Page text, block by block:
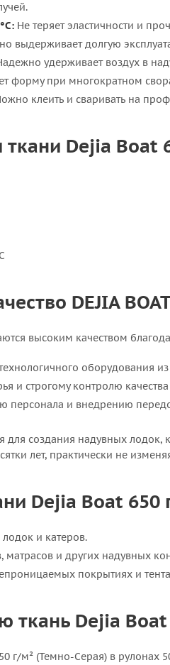
Не теряет эластичности и
выдерживает долгую
удерживает воздух в
форму при многократном
клеить и сваривать на
ткани Dejia Boat
DEJIA
высоким качеством
оборудования
и строгому контролю
персонала и внедрению
для создания надувных
лет, практически не
Dejia Boat 650
и катеров.
матрасов и других надувных
покрытиях и
ткань Dejia
г/м² (Темно-Серая) в